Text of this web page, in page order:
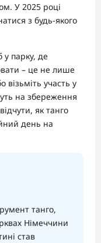
У 2025 році
з будь-якого
у парку, де
– це не лише
візьміть участь у
на збереження
як танго
день на
танго,
Німеччини
став